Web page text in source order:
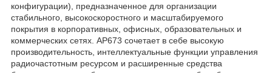
конфигурации), предназначенное для организации
стабильного, высокоскоростного и масштабируемого
покрытия в корпоративных, офисных, образовательных и
коммерческих сетях. AP673 сочетает в себе высокую
производительность, интеллектуальные функции управления
радиочастотным ресурсом и расширенные средства